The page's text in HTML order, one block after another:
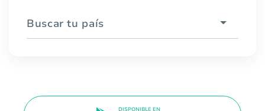
Buscar tu país
DISPONIBLE EN